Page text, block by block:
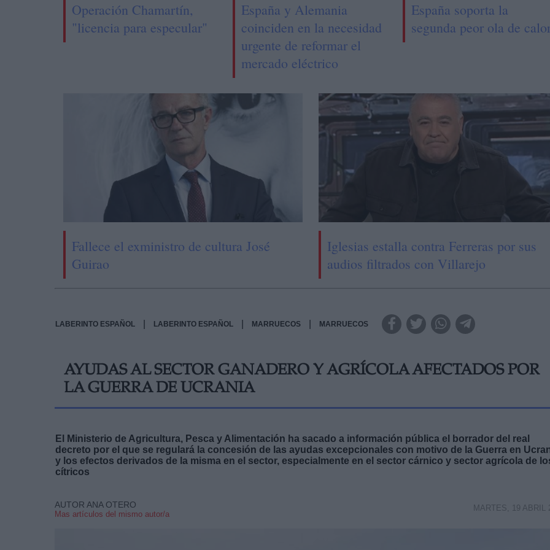
Operación Chamartín,
"licencia para especular"
España y Alemania
coinciden en la necesidad
urgente de reformar el
mercado eléctrico
España soporta la
segunda peor ola de
Fallece el exministro de cultura José
Guirao
Iglesias estalla contra Ferreras por sus
audios filtrados con Villarejo
LABERINTO ESPAÑOL LABERINTO ESPAÑOL MARRUECOS MARRUECOS
AYUDAS AL SECTOR GANADERO Y AGRÍCOLA AFECTADOS POR
LA GUERRA DE UCRANIA
El Ministerio de Agricultura, Pesca y Alimentación ha sacado a información pública el borrador del real
decreto por el que se regulará la concesión de las ayudas excepcionales con motivo de la Guerra en
y los efectos derivados de la misma en el sector, especialmente en el sector cárnico y sector agrícola de
cítricos
AUTOR ANA OTERO
Mas artículos del mismo autor/a
MARTES, 19 ABRIL